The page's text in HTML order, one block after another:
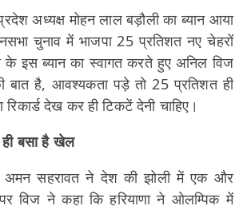
अध्यक्ष मोहन लाल बड़ौली का ब्यान आया
चुनाव में भाजपा 25 प्रतिशत नए चेहरों
के इस ब्यान का स्वागत करते हुए अनिल विज
बात है, आवश्यकता पड़े तो 25 प्रतिशत ही
रिकार्ड देख कर ही टिकटें देनी चाहिए।
ही बसा है खेल
अमन सहरावत ने देश की झोली में एक और
विज ने कहा कि हरियाणा ने ओलम्पिक में